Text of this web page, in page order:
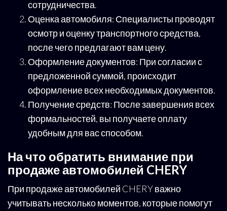
сотрудничества.
Оценка автомобиля: Специалисты проводят
осмотр и оценку транспортного средства,
после чего предлагают вам цену.
Оформление документов: При согласии с
предложенной суммой, происходит
оформление всех необходимых документов.
Получение средств: После завершения всех
формальностей, вы получаете оплату
удобным для вас способом.
На что обратить внимание при
продаже автомобилей CHERY
При продаже автомобилей CHERY важно
учитывать несколько моментов, которые помогут